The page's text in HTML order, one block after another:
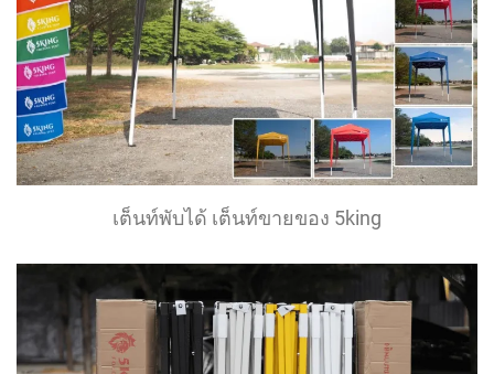
เต็นท์พับได้ เต็นท์ขายของ 5king